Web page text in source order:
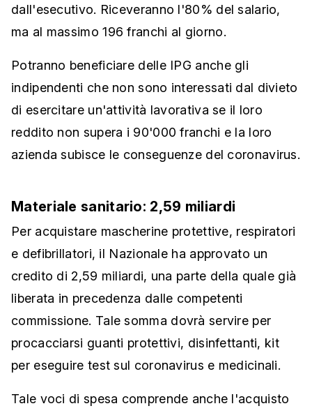
dall'esecutivo. Riceveranno l'80% del salario,
ma al massimo 196 franchi al giorno.
Potranno beneficiare delle IPG anche gli
indipendenti che non sono interessati dal divieto
di esercitare un'attività lavorativa se il loro
reddito non supera i 90'000 franchi e la loro
azienda subisce le conseguenze del coronavirus.
Materiale sanitario: 2,59 miliardi
Per acquistare mascherine protettive, respiratori
e defibrillatori, il Nazionale ha approvato un
credito di 2,59 miliardi, una parte della quale già
liberata in precedenza dalle competenti
commissione. Tale somma dovrà servire per
procacciarsi guanti protettivi, disinfettanti, kit
per eseguire test sul coronavirus e medicinali.
Tale voci di spesa comprende anche l'acquisto